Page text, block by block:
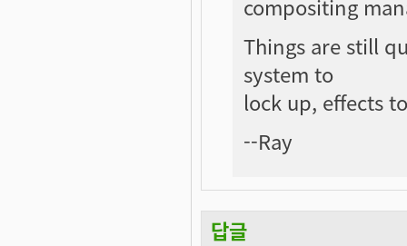
compositing
Things are still
system to
lock up, effects
--Ray
답글